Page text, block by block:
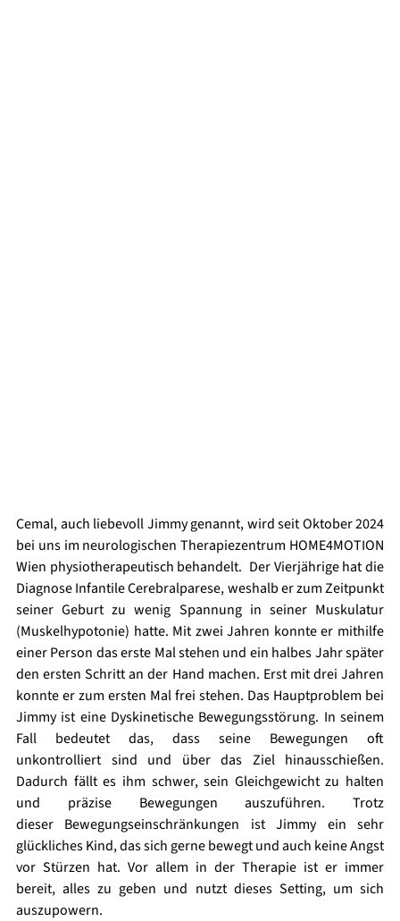
Cemal, auch liebevoll Jimmy genannt, wird seit Oktober 2024
bei uns im neurologischen Therapiezentrum HOME4MOTION
Wien physiotherapeutisch behandelt. Der Vierjährige hat die
Diagnose Infantile Cerebralparese, weshalb er zum Zeitpunkt
seiner Geburt zu wenig Spannung in seiner Muskulatur
(Muskelhypotonie) hatte. Mit zwei Jahren konnte er mithilfe
einer Person das erste Mal stehen und ein halbes Jahr später
den ersten Schritt an der Hand machen. Erst mit drei Jahren
konnte er zum ersten Mal frei stehen. Das Hauptproblem bei
Jimmy ist eine Dyskinetische Bewegungsstörung. In seinem
Fall bedeutet das, dass seine Bewegungen oft
unkontrolliert sind und über das Ziel hinausschießen.
Dadurch fällt es ihm schwer, sein Gleichgewicht zu halten
und präzise Bewegungen auszuführen. Trotz
dieser Bewegungseinschränkungen ist Jimmy ein sehr
glückliches Kind, das sich gerne bewegt und auch keine Angst
vor Stürzen hat. Vor allem in der Therapie ist er immer
bereit, alles zu geben und nutzt dieses Setting, um sich
auszupowern.